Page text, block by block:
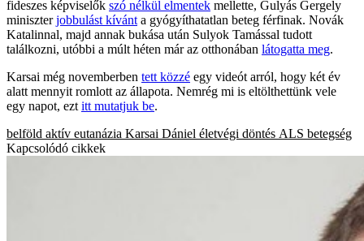
fideszes képviselők szó nélkül elmentek mellette, Gulyás Gergely
miniszterjobbulást kívánt a gyógyíthatatlan beteg férfinak. Novák
Katalinnal, majd annak bukása után Sulyok Tamással tudott
találkozni, utóbbi a múlt héten már az otthonában látogatta meg.
Karsai még novemberben tett közzé egy videót arról, hogy két év
alatt mennyit romlott az állapota. Nemrég mi is eltölthettünk vele
egy napot, ezt itt mutatjuk be.
belföld aktív eutanázia Karsai Dániel életvégi döntés ALS betegség
Kapcsolódó cikkek